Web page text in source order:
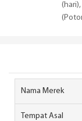
Nama Merek
Tempat Asal